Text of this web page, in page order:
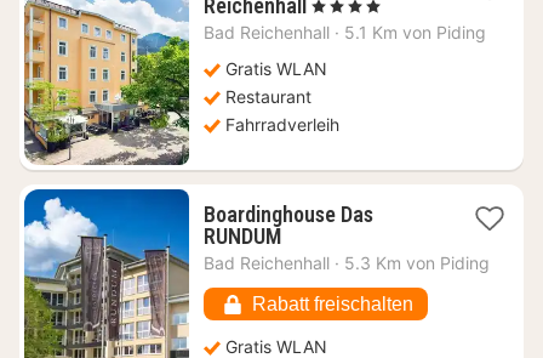
Reichenhall
Nacht
98,98
€
, 4 Sterne
Bad Reichenhall · 5.1 Km von Piding
Gratis WLAN
Restaurant
Fahrradverleih
Boardinghouse Das
RUNDUM1
Nacht
123,63
€
Bad Reichenhall · 5.3 Km von Piding
Rabatt freischalten
Gratis WLAN